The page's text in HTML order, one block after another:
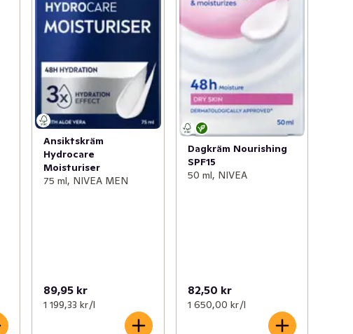
Ansiktskräm
Hydrocare
Moisturiser
75 ml, NIVEA MEN
89,95 kr
1 199,33 kr /l
Dagkräm Nourishing
SPF15
50 ml, NIVEA
82,50 kr
1 650,00 kr /l